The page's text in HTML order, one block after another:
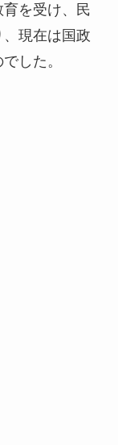
を受け、民
現在は国政
した。